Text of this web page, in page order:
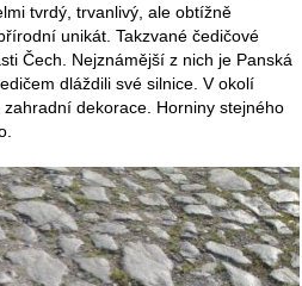
tvrdý, trvanlivý, ale obtížně
unikát. Takzvané čedičové
Čech. Nejznámější z nich je Panská
dláždili své silnice. V okolí
dekorace. Horniny stejného